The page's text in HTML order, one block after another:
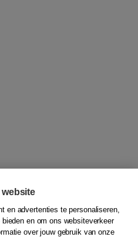
en advertenties te personaliseren,
en om ons websiteverkeer
over jouw gebruik van onze